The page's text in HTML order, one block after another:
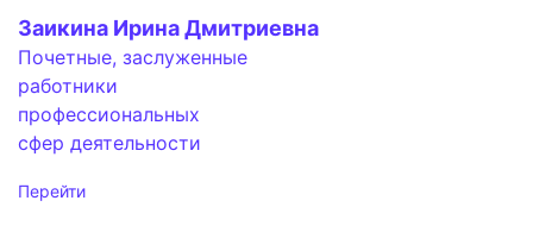
Заикина Ирина Дмитриевна
Почетные, заслуженные
работники
профессиональных
сфер деятельности
Перейти